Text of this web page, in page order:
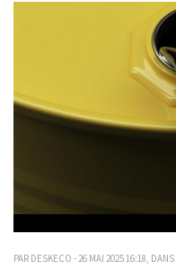
PAR DESKECO - 26 MAI 2025 16:18, DANS